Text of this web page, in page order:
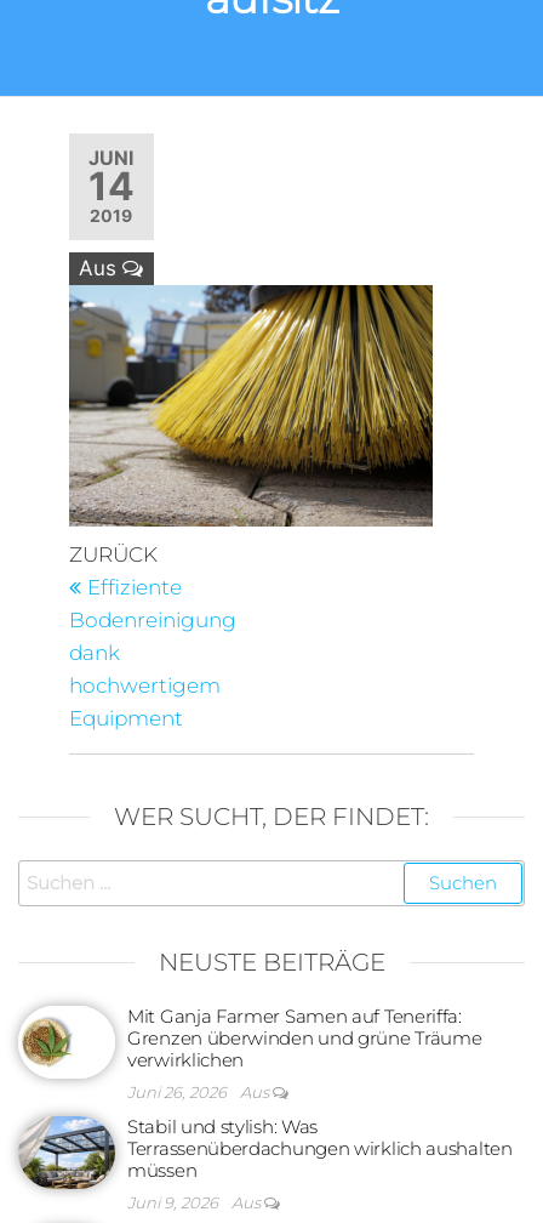
JUNI
14
2019
Aus
Beitragsnavigation
Vorheriger
Beitrag
ZURÜCK
Effiziente
Bodenreinigung
dank
hochwertigem
Equipment
WER SUCHT, DER FINDET:
Suchen
nach:
NEUSTE BEITRÄGE
Mit Ganja Farmer Samen auf Teneriffa:
Grenzen überwinden und grüne Träume
verwirklichen
Juni 26, 2026 Aus
Stabil und stylish: Was
Terrassenüberdachungen wirklich aushalten
müssen
Juni 9, 2026 Aus